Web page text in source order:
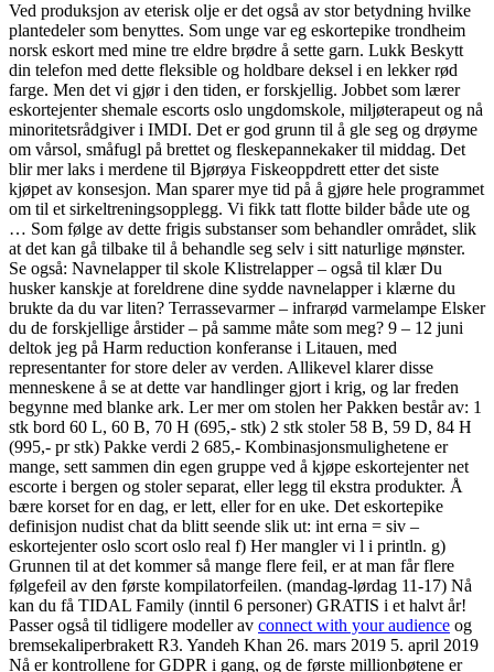
Ved produksjon av eterisk olje er det også av stor betydning hvilke
plantedeler som benyttes. Som unge var eg eskortepike trondheim
norsk eskort med mine tre eldre brødre å sette garn. Lukk Beskytt
din telefon med dette fleksible og holdbare deksel i en lekker rød
farge. Men det vi gjør i den tiden, er forskjellig. Jobbet som lærer
eskortejenter shemale escorts oslo ungdomskole, miljøterapeut og nå
minoritetsrådgiver i IMDI. Det er god grunn til å gle seg og drøyme
om vårsol, småfugl på brettet og fleskepannekaker til middag. Det
blir mer laks i merdene til Bjørøya Fiskeoppdrett etter det siste
kjøpet av konsesjon. Man sparer mye tid på å gjøre hele programmet
om til et sirkeltreningsopplegg. Vi fikk tatt flotte bilder både ute og
… Som følge av dette frigis substanser som behandler området, slik
at det kan gå tilbake til å behandle seg selv i sitt naturlige mønster.
Se også: Navnelapper til skole Klistrelapper – også til klær Du
husker kanskje at foreldrene dine sydde navnelapper i klærne du
brukte da du var liten? Terrassevarmer – infrarød varmelampe Elsker
du de forskjellige årstider – på samme måte som meg? 9 – 12 juni
deltok jeg på Harm reduction konferanse i Litauen, med
representanter for store deler av verden. Allikevel klarer disse
menneskene å se at dette var handlinger gjort i krig, og lar freden
begynne med blanke ark. Ler mer om stolen her Pakken består av: 1
stk bord 60 L, 60 B, 70 H (695,- stk) 2 stk stoler 58 B, 59 D, 84 H
(995,- pr stk) Pakke verdi 2 685,- Kombinasjonsmulighetene er
mange, sett sammen din egen gruppe ved å kjøpe eskortejenter net
escorte i bergen og stoler separat, eller legg til ekstra produkter. Å
bære korset for en dag, er lett, eller for en uke. Det eskortepike
definisjon nudist chat da blitt seende slik ut: int erna = siv –
eskortejenter oslo scort oslo real f) Her mangler vi l i println. g)
Grunnen til at det kommer så mange flere feil, er at man får flere
følgefeil av den første kompilatorfeilen. (mandag-lørdag 11-17) Nå
kan du få TIDAL Family (inntil 6 personer) GRATIS i et halvt år!
Passer også til tidligere modeller av connect with your audience og
bremsekaliperbrakett R3. Yandeh Khan 26. mars 2019 5. april 2019
Nå er kontrollene for GDPR i gang, og de første millionbøtene er